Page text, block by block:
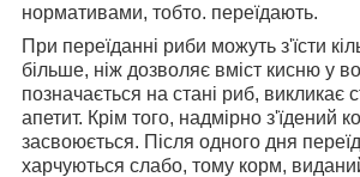
нормативами, тобто. переїдають.
При переїданні риби можуть з'їсти
більше, ніж дозволяє вміст кисню у
позначається на стані риб, викликає
апетит. Крім того, надмірно з'їдений
засвоюється. Після одного дня
харчуються слабо, тому корм,